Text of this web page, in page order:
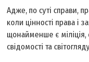
Адже, по суті справи,
коли цінності права і
щонайменше є міліція,
свідомості та